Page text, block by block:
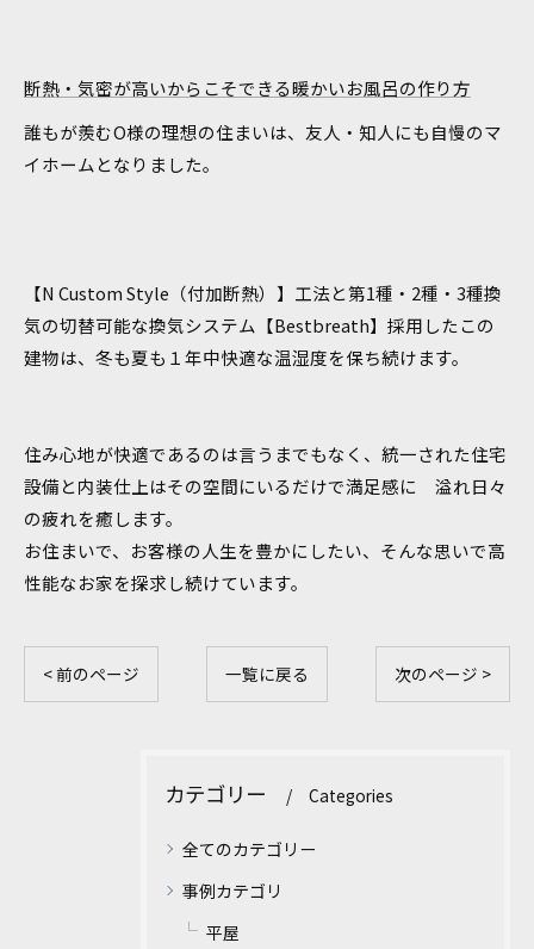
断熱・気密が高いからこそできる暖かいお風呂の作り方
誰もが羨むO様の理想の住まいは、友人・知人にも自慢のマ
イホームとなりました。
【N Custom Style（付加断熱）】工法と第1種・2種・3種換
気の切替可能な換気システム【Bestbreath】採用したこの
建物は、冬も夏も１年中快適な温湿度を保ち続けます。
住み心地が快適であるのは言うまでもなく、統一された住宅
設備と内装仕上はその空間にいるだけで満足感に 溢れ日々
の疲れを癒します。
お住まいで、お客様の人生を豊かにしたい、そんな思いで高
性能なお家を探求し続けています。
< 前のページ 一覧に戻る 次のページ >
カテゴリー Categories
全てのカテゴリー
事例カテゴリ
平屋